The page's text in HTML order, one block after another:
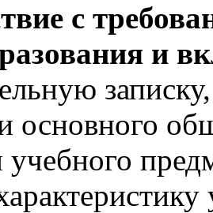
с
и
основного